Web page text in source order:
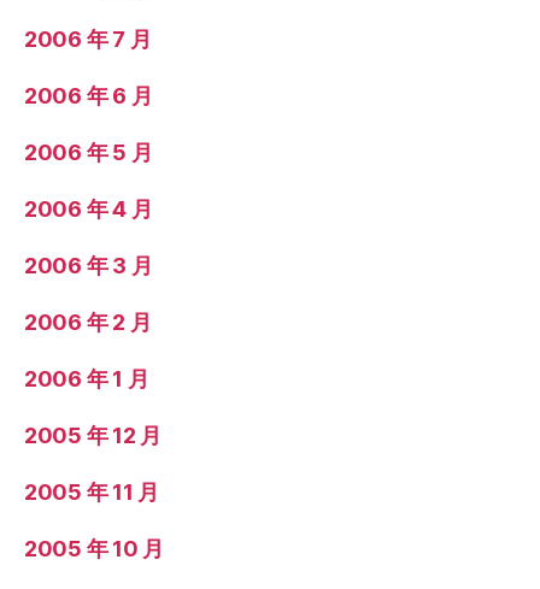
2006 年 7 月
2006 年 6 月
2006 年 5 月
2006 年 4 月
2006 年 3 月
2006 年 2 月
2006 年 1 月
2005 年 12 月
2005 年 11 月
2005 年 10 月